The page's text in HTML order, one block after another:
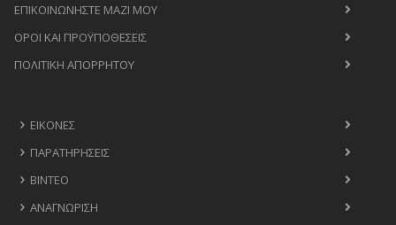
ΕΠΙΚΟΙΝΩΝΉΣΤΕ ΜΑΖΊ ΜΟΥ
ΟΡΟΙ ΚΑΙ ΠΡΟΫΠΟΘΈΣΕΙΣ
ΠΟΛΙΤΙΚΉ ΑΠΟΡΡΉΤΟΥ
ΕΙΚΌΝΕΣ
ΠΑΡΑΤΗΡΉΣΕΙΣ
ΒΊΝΤΕΟ
ΑΝΑΓΝΏΡΙΣΗ